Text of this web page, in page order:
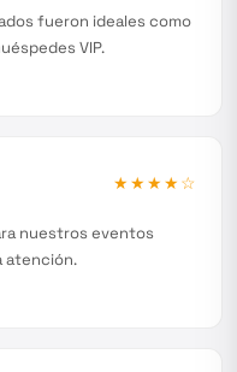
fueron ideales como
VIP.
★★★★☆
nuestros eventos
atención.